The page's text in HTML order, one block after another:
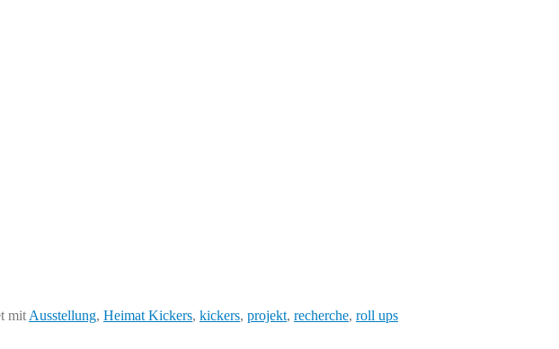
mit Ausstellung, Heimat Kickers, kickers, projekt, recherche, roll ups